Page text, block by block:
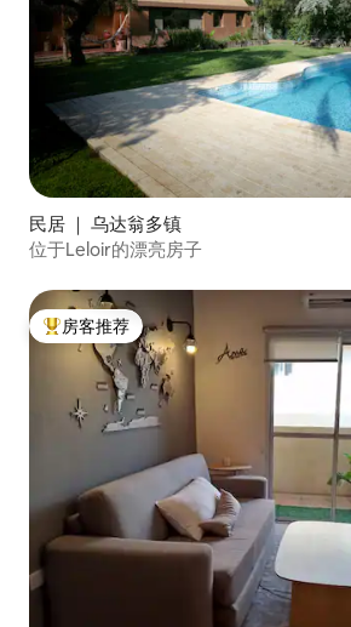
民居 ｜ 乌达翁多镇
位于Leloir的漂亮房子
热门「房客推荐」
房客推荐